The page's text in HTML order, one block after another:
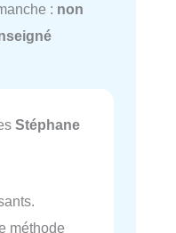
: non
Stéphane
méthode